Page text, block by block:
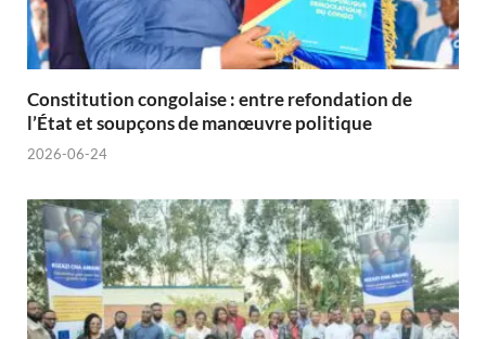
Constitution congolaise : entre refondation de
l’État et soupçons de manœuvre politique
2026-06-24